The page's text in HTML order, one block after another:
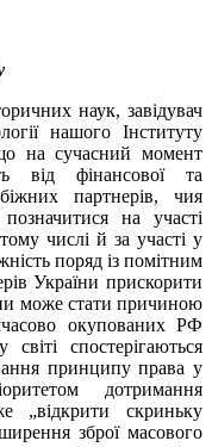
наук, завідувач
нашого Інституту
на сучасний момент
від фінансової та
партнерів, чия
на участі
числі й за участі у
поряд із помітним
України прискорити
може стати причиною
окупованих РФ
спостерігаються
принципу права у
дотримання
„відкрити скриньку
зброї масового